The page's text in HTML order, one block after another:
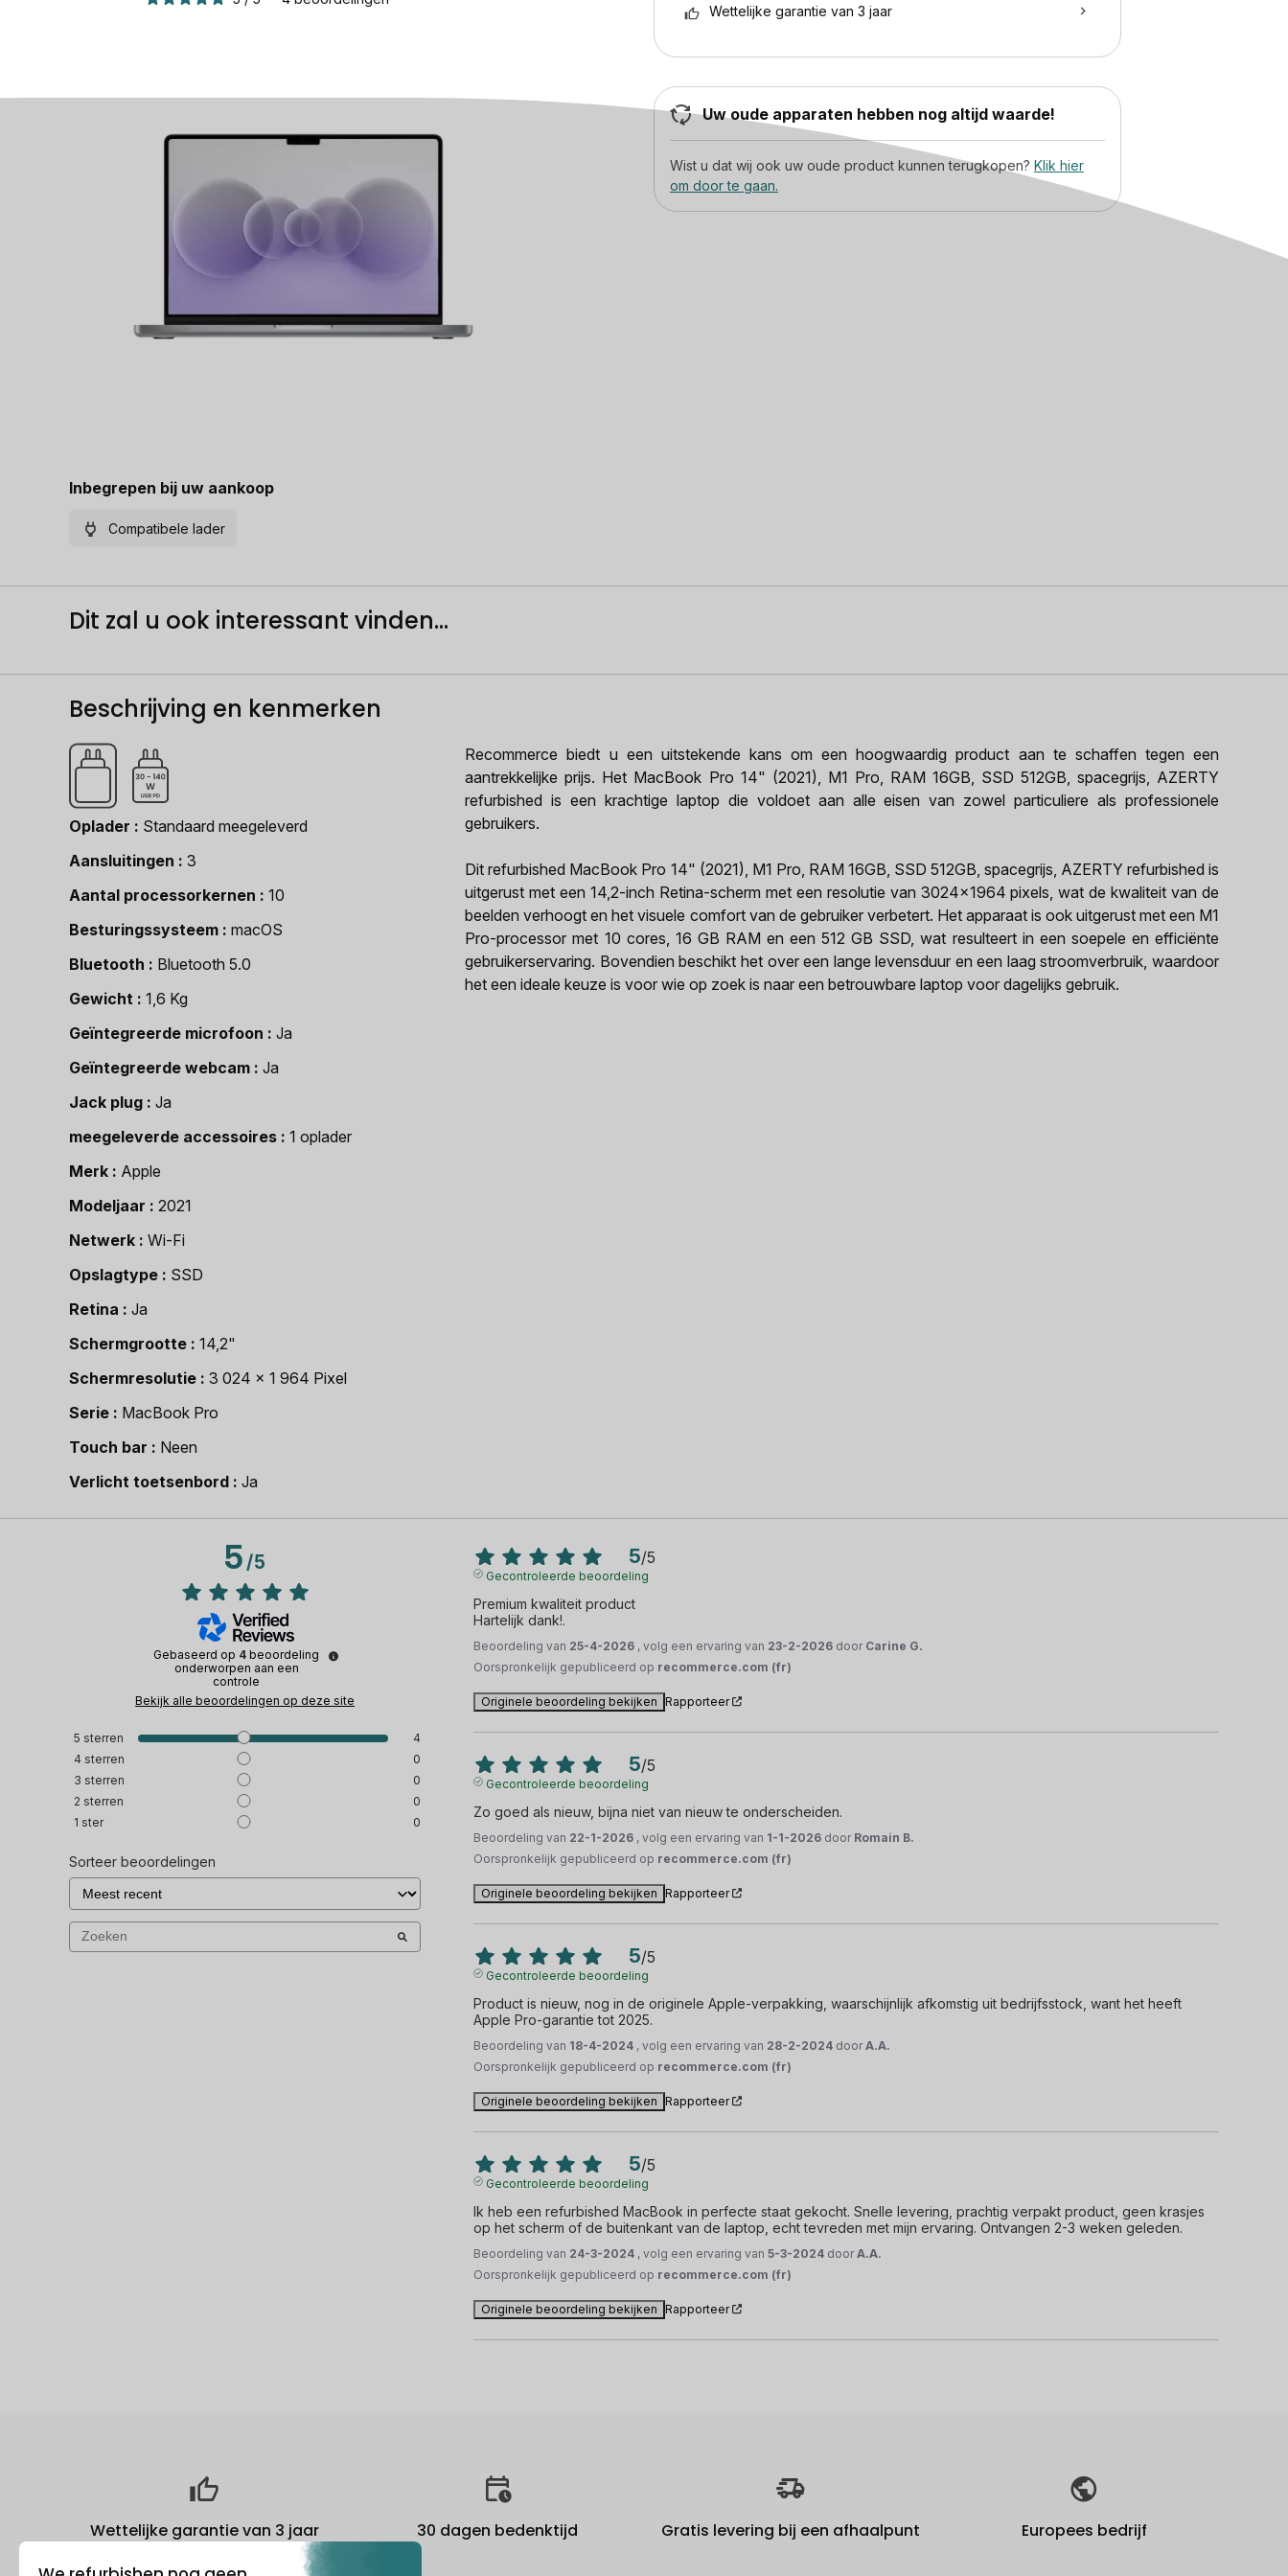
Inbegrepen bij uw aankoop
Compatibele lader
Wettelijke garantie van 3 jaar
Uw oude apparaten hebben nog altijd waarde!
Wist u dat wij ook uw oude product kunnen terugkopen? Klik hier
om door te gaan.
Dit zal u ook interessant vinden...
Beschrijving en kenmerken
Oplader
Standaard meegeleverd
Aansluitingen
3
Aantal processorkernen
10
Besturingssysteem
macOS
Bluetooth
Bluetooth 5.0
Gewicht
1,6 Kg
Geïntegreerde microfoon
Ja
Geïntegreerde webcam
Ja
Jack plug
Ja
meegeleverde accessoires
1 oplader
Merk
Apple
Modeljaar
2021
Netwerk
Wi-Fi
Opslagtype
SSD
Retina
Ja
Schermgrootte
14,2"
Schermresolutie
3 024 x 1 964 Pixel
Serie
MacBook Pro
Touch bar
Neen
Verlicht toetsenbord
Ja
Recommerce biedt u een uitstekende kans om een hoogwaardig product aan te schaffen tegen een
aantrekkelijke prijs. Het MacBook Pro 14" (2021), M1 Pro, RAM 16GB, SSD 512GB, spacegrijs, AZERTY
refurbished is een krachtige laptop die voldoet aan alle eisen van zowel particuliere als professionele
gebruikers.
Dit refurbished MacBook Pro 14" (2021), M1 Pro, RAM 16GB, SSD 512GB, spacegrijs, AZERTY refurbished is
uitgerust met een 14,2-inch Retina-scherm met een resolutie van 3024x1964 pixels, wat de kwaliteit van de
beelden verhoogt en het visuele comfort van de gebruiker verbetert. Het apparaat is ook uitgerust met een M1
Pro-processor met 10 cores, 16 GB RAM en een 512 GB SSD, wat resulteert in een soepele en efficiënte
gebruikerservaring. Bovendien beschikt het over een lange levensduur en een laag stroomverbruik, waardoor
het een ideale keuze is voor wie op zoek is naar een betrouwbare laptop voor dagelijks gebruik.
5/5
Gebaseerd op 4 beoordeling
onderworpen aan een
controle
Bekijk alle beoordelingen op deze site
5 sterren
4
4 sterren
0
3 sterren
0
2 sterren
0
1 ster 0
Sorteer beoordelingen
5/5
Gecontroleerde beoordeling
Premium kwaliteit product
Hartelijk dank!.
Beoordeling van 25-4-2026 , volg een ervaring van 23-2-2026 door Carine G.
Oorspronkelijk gepubliceerd op recommerce.com (fr)
Originele beoordeling bekijken Rapporteer
5/5
Gecontroleerde beoordeling
Zo goed als nieuw, bijna niet van nieuw te onderscheiden.
Beoordeling van 22-1-2026 , volg een ervaring van 1-1-2026 door Romain B.
Oorspronkelijk gepubliceerd op recommerce.com (fr)
Originele beoordeling bekijken Rapporteer
5/5
Gecontroleerde beoordeling
Product is nieuw, nog in de originele Apple-verpakking, waarschijnlijk afkomstig uit bedrijfsstock, want het heeft
Apple Pro-garantie tot 2025.
Beoordeling van 18-4-2024 , volg een ervaring van 28-2-2024 doorA.A.
Oorspronkelijk gepubliceerd op recommerce.com (fr)
Originele beoordeling bekijken Rapporteer
5/5
Gecontroleerde beoordeling
Ik heb een refurbished MacBook in perfecte staat gekocht. Snelle levering, prachtig verpakt product, geen krasjes
op het scherm of de buitenkant van de laptop, echt tevreden met mijn ervaring. Ontvangen 2-3 weken geleden.
Beoordeling van 24-3-2024 , volg een ervaring van5-3-2024 doorA.A.
Oorspronkelijk gepubliceerd op recommerce.com (fr)
Originele beoordeling bekijken Rapporteer
Wettelijke garantie van 3 jaar 30 dagen bedenktijd Gratis levering bij een afhaalpunt Europees bedrijf